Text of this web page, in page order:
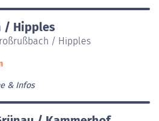
/ Hipples
/ Hipples
& Infos